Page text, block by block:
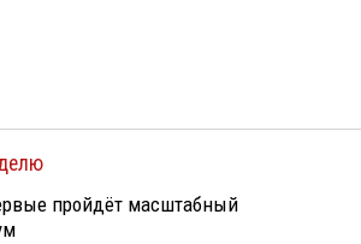
пройдёт масштабный